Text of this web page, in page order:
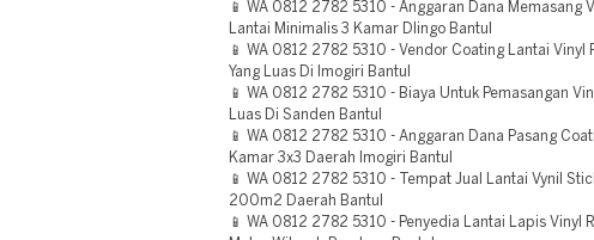
📱 WA 0812 2782 5310 - Anggaran Dana Memasang
Lantai Minimalis 3 Kamar Dlingo Bantul
📱 WA 0812 2782 5310 - Vendor Coating Lantai Vinyl
Yang Luas Di Imogiri Bantul
📱 WA 0812 2782 5310 - Biaya Untuk Pemasangan
Luas Di Sanden Bantul
📱 WA 0812 2782 5310 - Anggaran Dana Pasang
Kamar 3x3 Daerah Imogiri Bantul
📱 WA 0812 2782 5310 - Tempat Jual Lantai Vynil
200m2 Daerah Bantul
📱 WA 0812 2782 5310 - Penyedia Lantai Lapis Vinyl